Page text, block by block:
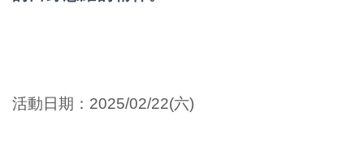
活動日期： 2025/02/22(六)